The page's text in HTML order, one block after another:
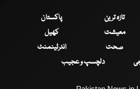
تازہ ترین
پاکستان
معیشت
کھیل
صحت
انٹرٹینمنٹ
دلچسپ و عجیب